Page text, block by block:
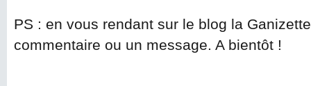
PS : en vous rendant sur le blog la
commentaire ou un message. A bientôt !